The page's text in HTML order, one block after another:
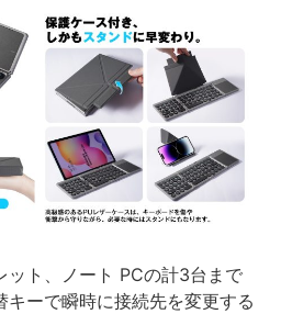
ット、ノート PCの計3台まで
キーで瞬時に接続先を変更する